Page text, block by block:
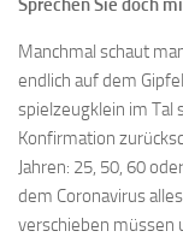
Sprechen Sie doch
Manchmal schaut
endlich auf dem
spielzeugklein im Tal
Konfirmation
Jahren: 25, 50, 60
dem Coronavirus
verschieben müssen